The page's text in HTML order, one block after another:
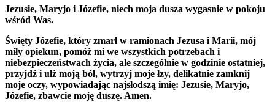
Jezusie, Maryjo i Józefie, niech moja dusza wygasnie w pokoju
wśród Was.
Święty Józefie, który zmarł w ramionach Jezusa i Marii, mój
miły opiekun, pomóż mi we wszystkich potrzebach i
niebezpieczeństwach życia, ale szczególnie w godzinie ostatniej,
przyjdź i ulż moją ból, wytrzyj moje łzy, delikatnie zamknij
moje oczy, wypowiadając najsłodszą imię: Jezusie, Maryjo,
Józefie, zbawcie moję duszę. Amen.